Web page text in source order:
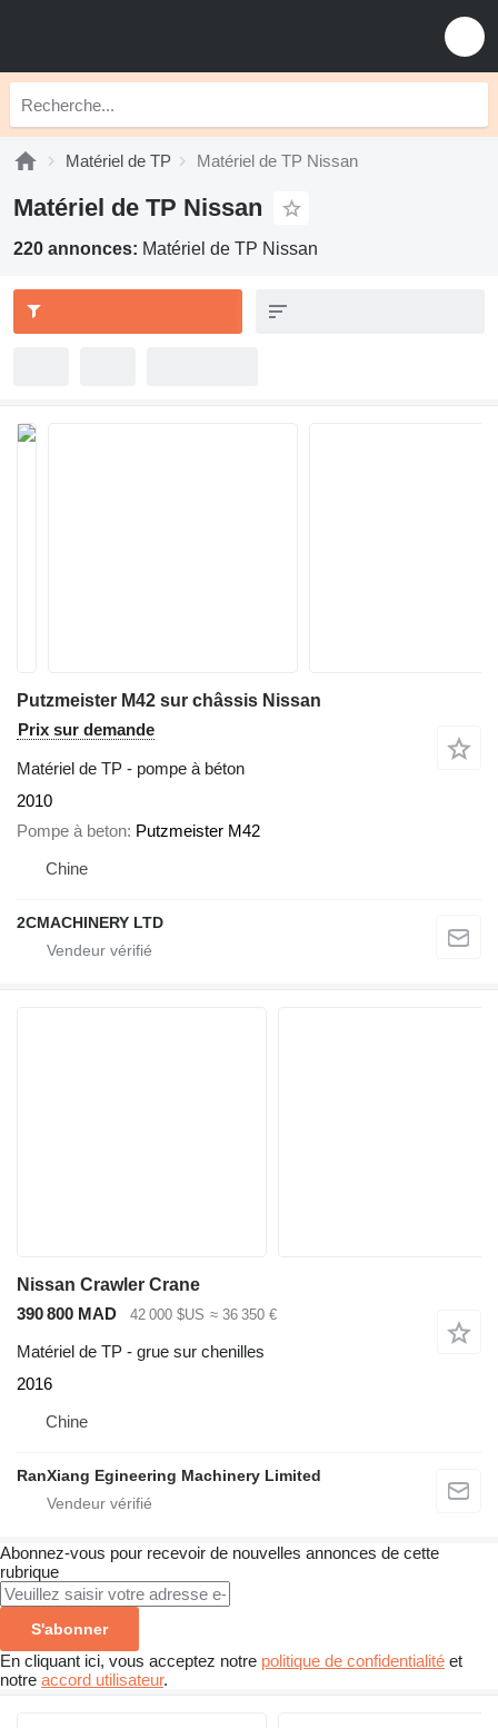
Matériel de TP Matériel de TP Nissan
Matériel de TP Nissan
220 annonces: Matériel de TP Nissan
Putzmeister M42 sur châssis Nissan
Prix sur demande
Matériel de TP - pompe à béton
2010
Pompe à beton Putzmeister M42
Chine
2CMACHINERY LTD
Nissan Crawler Crane
390 800 MAD
42 000 $US ≈ 36 350 €
Matériel de TP - grue sur chenilles
2016
Chine
RanXiang Egineering Machinery Limited
Abonnez-vous pour recevoir de nouvelles annonces de cette
rubrique
S'abonner
En cliquant ici, vous acceptez notre politique de confidentialité et
notre accord utilisateur.